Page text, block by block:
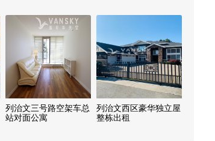
中带静
列治文三号路空架车总
站对面公寓
列治文西区豪华独立屋
整栋出租